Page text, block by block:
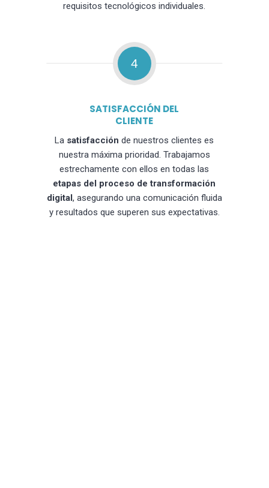
requisitos tecnológicos individuales.
4
SATISFACCIÓN DEL
CLIENTE
La satisfacción de nuestros clientes es
nuestra máxima prioridad. Trabajamos
estrechamente con ellos en todas las
etapas del proceso de transformación
digital, asegurando una comunicación fluida
y resultados que superen sus expectativas.